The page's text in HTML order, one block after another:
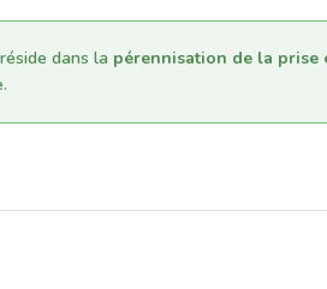
dans la pérennisation de la prise